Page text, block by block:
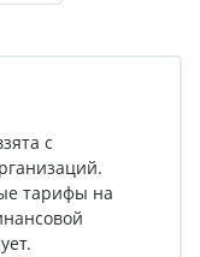
с
тарифы на